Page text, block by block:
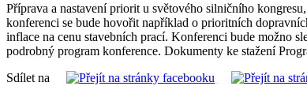
Příprava a nastavení priorit u světového silničního
konferenci se bude hovořit například o prioritních
inflace na cenu stavebních prací. Konferenci bude možno
podrobný program konference. Dokumenty ke stažení
Sdílet na